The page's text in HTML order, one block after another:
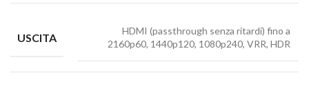
USCITA
HDMI (passthrough senza ritardi) fino a
2160p60, 1440p120, 1080p240, VRR, HDR